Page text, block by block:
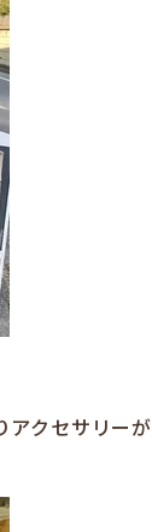
アクセサリーが